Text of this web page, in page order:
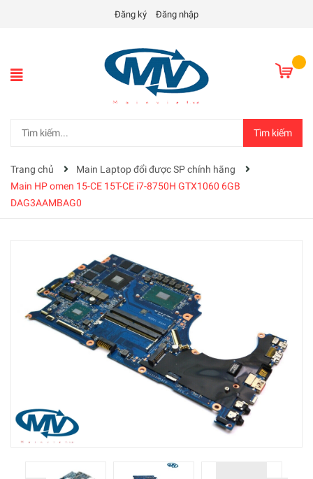
Đăng ký Đăng nhập
Tìm kiếm
Trang chủ
Main Laptop đổi được SP chính hãng
Main HP omen 15-CE 15T-CE i7-8750H GTX1060 6GB
DAG3AAMBAG0